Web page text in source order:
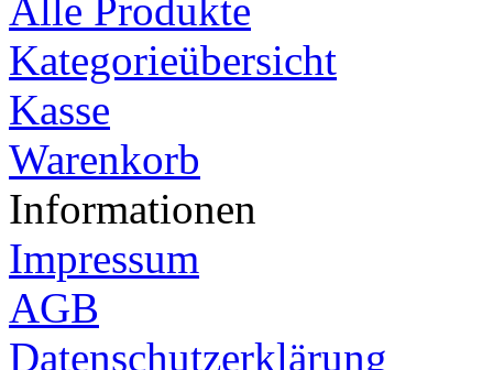
Alle Produkte
Kategorieübersicht
Kasse
Warenkorb
Informationen
Impressum
AGB
Datenschutzerklärung